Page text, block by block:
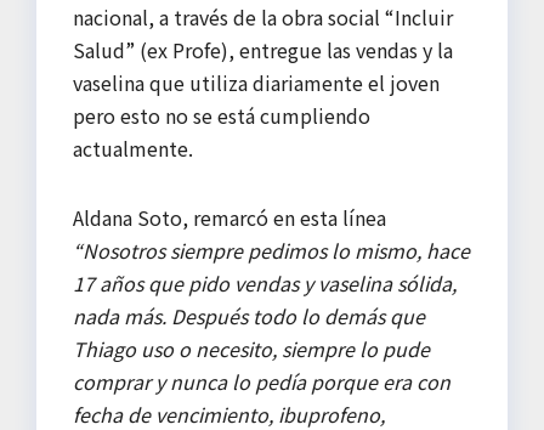
nacional, a través de la obra social “Incluir
Salud” (ex Profe), entregue las vendas y la
vaselina que utiliza diariamente el joven
pero esto no se está cumpliendo
actualmente.
Aldana Soto, remarcó en esta línea
“Nosotros siempre pedimos lo mismo, hace
17 años que pido vendas y vaselina sólida,
nada más. Después todo lo demás que
Thiago uso o necesito, siempre lo pude
comprar y nunca lo pedía porque era con
fecha de vencimiento, ibuprofeno,